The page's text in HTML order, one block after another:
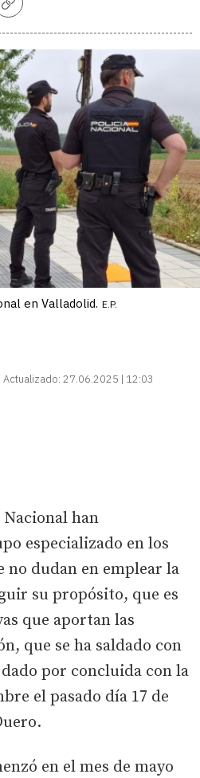
Copiar
en Valladolid. E.P.
Actualizado: 27.06.2025 | 12:03
han
especializado en los
no dudan en emplear la
su propósito, que es
que aportan las
que se ha saldado con
por concluida con la
el pasado día 17 de
en el mes de mayo